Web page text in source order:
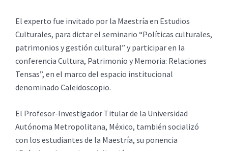
El experto fue invitado por la Maestría en Estudios
Culturales, para dictar el seminario “Políticas culturales,
patrimonios y gestión cultural” y participar en la
conferencia Cultura, Patrimonio y Memoria: Relaciones
Tensas”, en el marco del espacio institucional
denominado Caleidoscopio.
El Profesor-Investigador Titular de la Universidad
Autónoma Metropolitana, México, también socializó
con los estudiantes de la Maestría, su ponencia